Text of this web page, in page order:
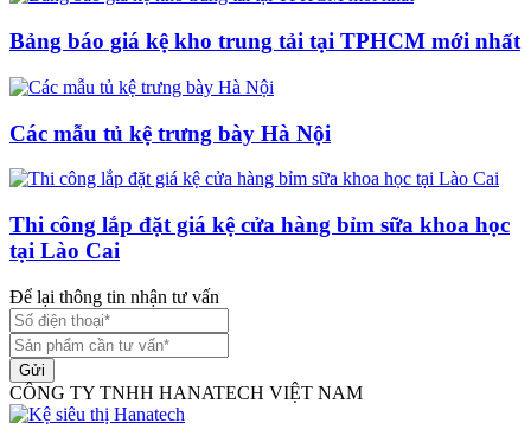
Bảng báo giá kệ kho trung tải tại TPHCM mới nhất
Các mẫu tủ kệ trưng bày Hà Nội
Thi công lắp đặt giá kệ cửa hàng bỉm sữa khoa học
tại Lào Cai
Để lại thông tin nhận tư vấn
Gửi
CÔNG TY TNHH HANATECH VIỆT NAM